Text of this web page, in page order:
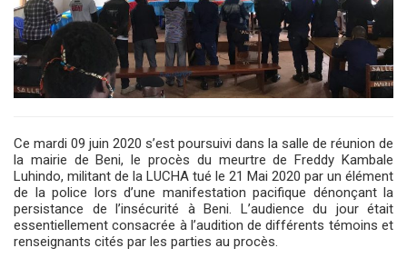
Ce mardi 09 juin 2020 s’est poursuivi dans la salle de réunion de
la mairie de Beni, le procès du meurtre de Freddy Kambale
Luhindo, militant de la LUCHA tué le 21 Mai 2020 par un élément
de la police lors d’une manifestation pacifique dénonçant la
persistance de l’insécurité à Beni. L’audience du jour était
essentiellement consacrée à l’audition de différents témoins et
renseignants cités par les parties au procès.